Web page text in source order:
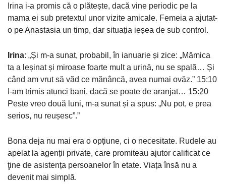
Irina i-a promis că o plătește, dacă vine periodic pe la
mama ei sub pretextul unor vizite amicale. Femeia a ajutat-
o pe Anastasia un timp, dar situația ieșea de sub control.
Irina: „Și m-a sunat, probabil, în ianuarie și zice: „Mămica
ta a leșinat și miroase foarte mult a urină, nu se spală… Și
când am vrut să văd ce mănâncă, avea numai ovăz.” 15:10
I-am trimis atunci bani, dacă se poate de aranjat… 15:20
Peste vreo două luni, m-a sunat și a spus: „Nu pot, e prea
serios, nu reușesc”.”
Bona deja nu mai era o opțiune, ci o necesitate. Rudele au
apelat la agenții private, care promiteau ajutor calificat ce
ţine de asistența persoanelor în etate. Viața însă nu a
devenit mai simplă.